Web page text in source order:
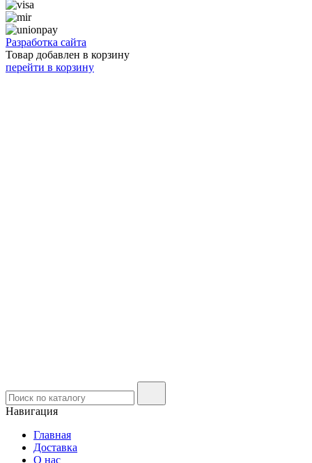
Разработка сайта
Товар добавлен в корзину
перейти в корзину
Навигация
Главная
Доставка
О нас